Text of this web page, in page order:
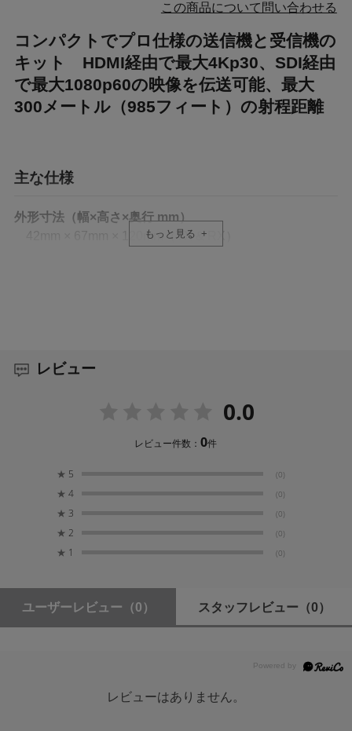
この商品について問い合わせる
コンパクトでプロ仕様の送信機と受信機の
キット HDMI経由で最大4Kp30、SDI経由
で最大1080p60の映像を伝送可能、最大
300メートル（985フィート）の射程距離
主な仕様
外形寸法（幅×高さ×奥行 mm）
42mm × 67mm × 120mm（TX & RX）
筐体：アルミニウム合金
ロータリーコントロール：チャンネル選択用
電源スイッチ：オン/オフ
消費電力：4W (TX & RX)
対応バッテリー：NP-F970/750/550 バッテリー（別
解像度：128 x 64 ピクセル
もっと見る
レビュー
0.0
レビュー件数：0件
★ 5 (0)
★ 4 (0)
★ 3 (0)
★ 2 (0)
★ 1 (0)
ユーザーレビュー （0） スタッフレビュー （0）
レビューはありません。